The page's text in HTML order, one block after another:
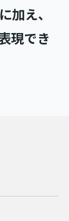
加え、
現でき